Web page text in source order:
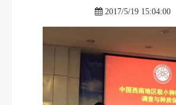
2017/5/19 15:04:00